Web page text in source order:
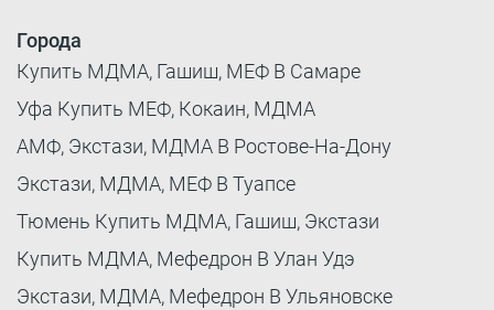
Города
Купить МДМА, Гашиш, МЕФ В Самаре
Уфа Купить МЕФ, Кокаин, МДМА
АМФ, Экстази, МДМА В Ростове-На-Дону
Экстази, МДМА, МЕФ В Туапсе
Тюмень Купить МДМА, Гашиш, Экстази
Купить МДМА, Мефедрон В Улан Удэ
Экстази, МДМА, Мефедрон В Ульяновске